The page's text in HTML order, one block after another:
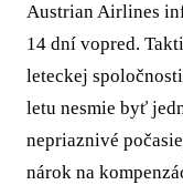
Austrian Airlines
14 dní vopred.
leteckej
letu nesmie byť
nepriaznivé
nárok na